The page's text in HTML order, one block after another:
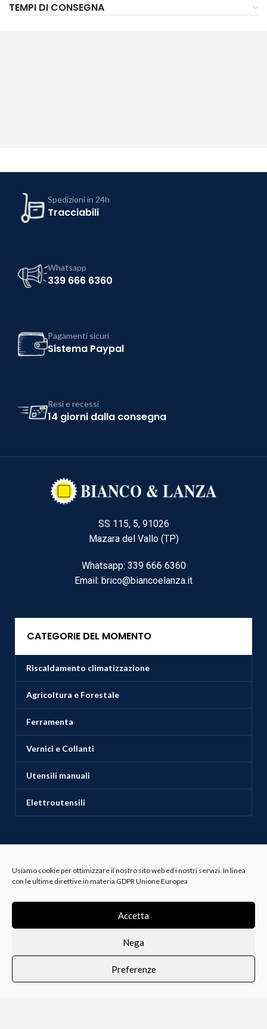
Usiamo cookie per ottimizzare il nostro sito web ed i nostri servizi. In linea
con le ultime direttive in materia GDPR Unione Europea
Accetta
Nega
Preferenze
TEMPI DI CONSEGNA
Spedizioni in 24h
Tracciabili
Whatsapp
339 666 6360
Pagamenti sicuri
Sistema Paypal
Resi e recessi
14 giorni dalla consegna
SS 115, 5, 91026
Mazara del Vallo (TP)
Whatsapp: 339 666 6360
Email: brico@biancoelanza.it
CATEGORIE DEL MOMENTO
Riscaldamento climatizzazione
Agricoltura e Forestale
Ferramenta
Vernici e Collanti
Utensili manuali
Elettroutensili
ASSISTENZA CLIENTI